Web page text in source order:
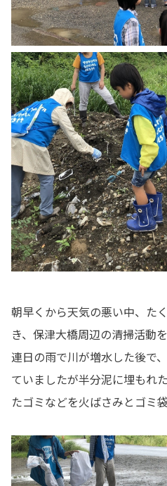
朝早くから天気の悪い中、た
き、保津大橋周辺の清掃活動
連日の雨で川が増水した後で
ていましたが半分泥に埋もれ
たゴミなどを火ばさみとゴミ